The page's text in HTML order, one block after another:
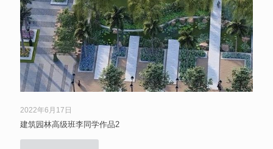
2022年6月17日
建筑园林高级班李同学作品2